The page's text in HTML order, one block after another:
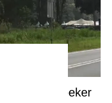
Bezoeker